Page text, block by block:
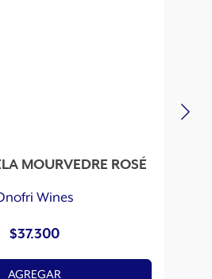
MOURVEDRE ROSÉ
Wines
$37.300
AGREGAR